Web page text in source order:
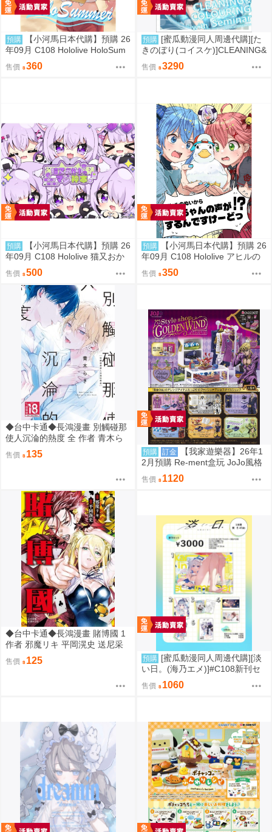
預購
【小河馬日本代購】預購 26
年09月 C108 Hololive HoloSum
mer 繪師:李神の落書き場
售價 360
預購 [蜜瓜動漫同人周邊代購][た
きのぼり(コイスケ)]CLEANING&
COLOURING with Seminar メ
ロンブックス新刊セット【メロ
軸特典版)(同人誌)
售價 3290
預購
【小河馬日本代購】預購 26
年09月 C108 Hololive 猫又おか
ゆのMOGUMOGUマジ神本 繪
師:むーらん 神岡ちろる
售價 500
預購
【小河馬日本代購】預購 26
年09月 C108 Hololive アヒルの
ぬいからスバちゃんの声がする
んですけーどっ 繪師:MALINO
售價 350
◆台中卡通◆長鴻漫畫 別觸碰那
使人沉淪的熱度 全 作者 青木ら
き 送尼采書套
售價 135 預購 訂金
【我家遊樂器】26年1
2月預購 Re-ment盒玩 JoJo風格
館 黃金之風
售價 1120
◆台中卡通◆長鴻漫畫 賭博國 1
作者 邪魔リキ 平岡滉史 送尼采
售價 125 預購 [蜜瓜動漫同人周邊代購][淡
い日。(海乃エメ)]#C108新刊セ
ット(Hololive)(同人誌)
售價 1060